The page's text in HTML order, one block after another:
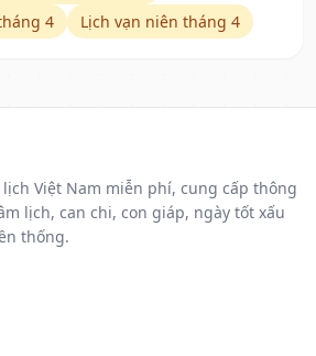
4
Lịch vạn niên tháng 4
Việt Nam miễn phí, cung cấp thông
lịch, can chi, con giáp, ngày tốt xấu
thống.